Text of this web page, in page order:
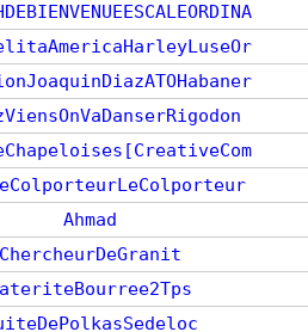
Ahmad
ChercheurDeGranit